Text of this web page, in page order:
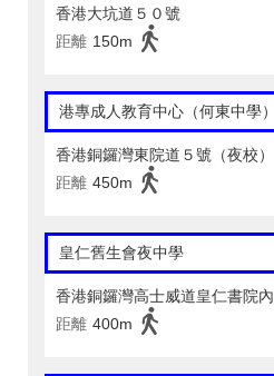
香港大坑道５０號
距離 150m
港專成人教育中心（何東中學）
香港銅鑼灣東院道５號（夜校）
距離 450m
皇仁舊生會夜中學
香港銅鑼灣高士威道皇仁書院內
距離 400m